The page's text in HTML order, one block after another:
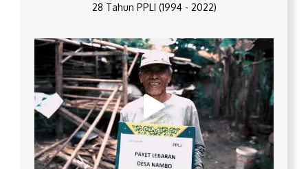
28 Tahun PPLI (1994 - 2022)